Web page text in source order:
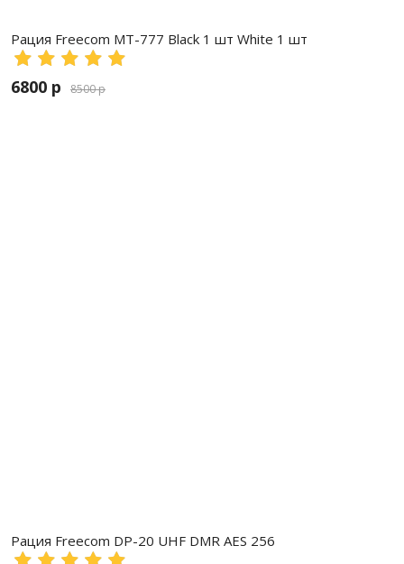
Рация Freecom MT-777 Black 1 шт White 1 шт
6800 р 8500 р
Рация Freecom DP-20 UHF DMR AES 256